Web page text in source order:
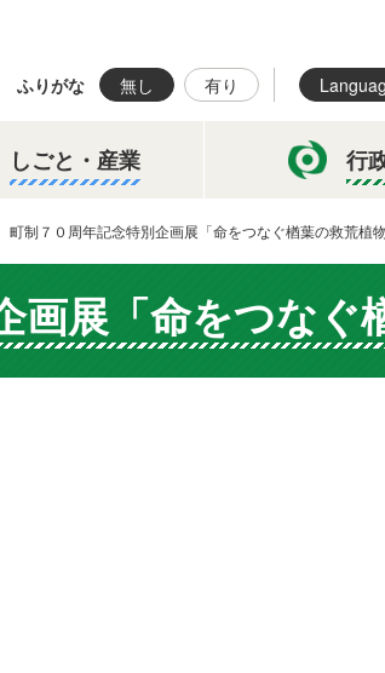
ふりがな 無し 有り
しごと・ 産業 行
町制７０周年記念特別企画展「命をつなぐ楢葉の救荒植物
画展「命をつなぐ